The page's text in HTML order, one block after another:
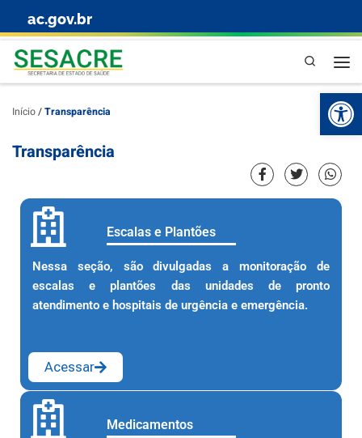
Skip to content
ac.gov.br
Pesquisa
Início/Transparência
Transparência
Escalas e Plantões
Nessa seção, são divulgadas a monitoração de
escalas e plantões das unidades de pronto
atendimento e hospitais de urgência e emergência.
Acessar
Medicamentos